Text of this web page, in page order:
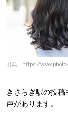
出典：https://
きさらぎ駅の投稿
声があります。